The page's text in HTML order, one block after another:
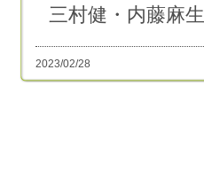
三村健・内藤麻生
2023/02/28